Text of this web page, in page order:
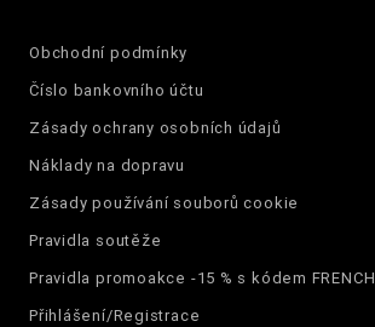
Obchodní podmínky
Číslo bankovního účtu
Zásady ochrany osobních údajů
Náklady na dopravu
Zásady používání souborů cookie
Pravidla soutěže
Pravidla promoakce -15 % s kódem FRENCH
Přihlášení/Registrace